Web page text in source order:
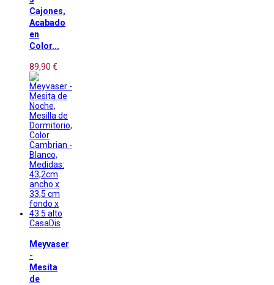
Cajones,
Acabado
en
Color...
89,90 €
CasaDis
Meyvaser
-
Mesita
de